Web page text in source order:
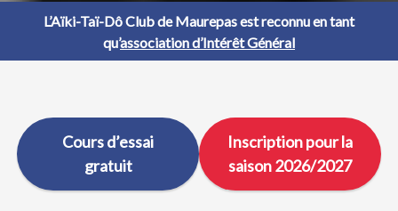
L’Aïki-Taï-Dô Club de Maurepas est reconnu en tant
qu’association d’Intérêt Général
Cours d’essai
gratuit
Inscription pour la
saison 2026/2027